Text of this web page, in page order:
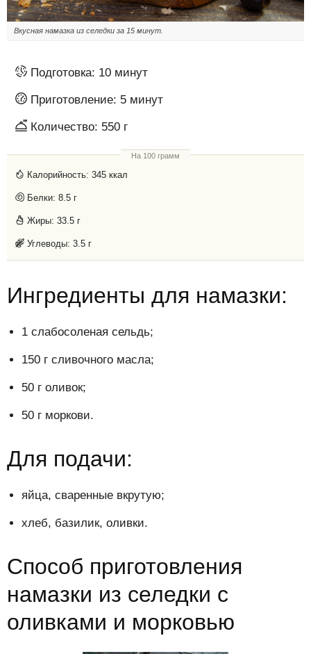
Вкусная намазка из селедки за 15 минут.
Подготовка: 10 минут
Приготовление: 5 минут
Количество: 550 г
На 100 грамм
Калорийность: 345 ккал
Белки: 8.5 г
Жиры: 33.5 г
Углеводы: 3.5 г
Ингредиенты для намазки:
1 слабосоленая сельдь;
150 г сливочного масла;
50 г оливок;
50 г моркови.
Для подачи:
яйца, сваренные вкрутую;
хлеб, базилик, оливки.
Способ приготовления
намазки из селедки с
оливками и морковью